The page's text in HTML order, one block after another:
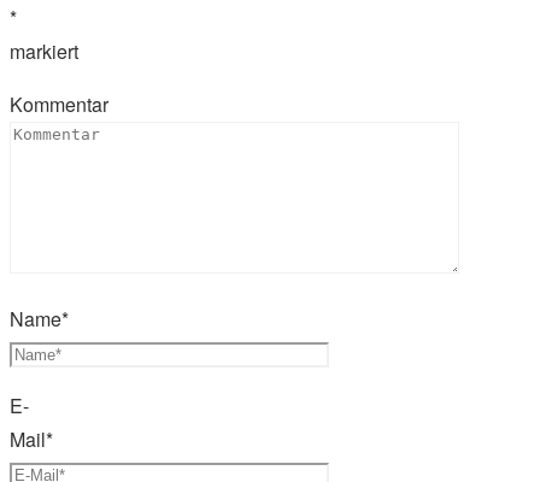
*
markiert
Kommentar
Name*
E-
Mail*